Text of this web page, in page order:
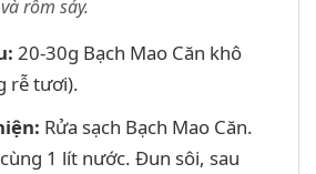
rôm sảy.
20-30g Bạch Mao Căn khô
rễ tươi).
Rửa sạch Bạch Mao Căn.
1 lít nước. Đun sôi, sau